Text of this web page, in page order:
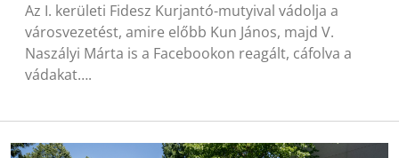
Az I. kerületi Fidesz Kurjantó-mutyival vádolja a
városvezetést, amire előbb Kun János, majd V.
Naszályi Márta is a Facebookon reagált, cáfolva a
vádakat….